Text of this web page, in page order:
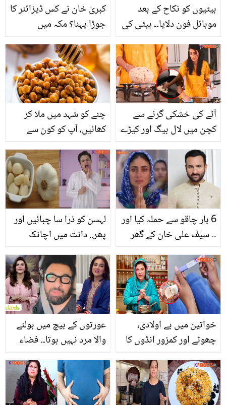
کبریٰ خان نے کس ڈیزائنر کا
جوڑا پہنا؟ مکہ میں
رخصتی کی ویڈیو سامنے آ
گئی
بیٹیوں کو نکاح کے بعد
موبائل فون دلایا۔۔ بیٹی کی
شادی سے پہلے شاہین
آفریدی کی انکوائری اور
تربیت کے متعلق شاہد
آفریدی بول پڑے
چنے کو شہد میں ملا کر
کھائیں، آپ کو کون سے
پانچ شاندار فائدے ملیں
گے؟
آٹے کی خشکی گرنے سے
کچن میں لال بیگ اور کیڑے
آجاتے ہیں؟ جانیں بغیر
گندگی کے روٹی بنانے کا وہ
آسان حل، جس سے بار بار
صفائی کرنے کا مسئلہ ہی
ختم
لہسن کو ذرا سا چبائیں اور
پھر.. دانت میں اچانک
اٹھنے والے درد کو کم کرنے
کا جادوئی نسخہ
6 بار چاقو سے حملہ کیا اور
۔۔ سیف علی خان کے گھر
ڈکیتی، اداکار کی حالت اب
کیسی ہے؟
عورتوں کے بیچ میں بولنے
والا مرد نہیں ہوتا۔۔ فضاء
علی نے یاسر نواز کو کڑا
جواب دیتے ہوئے کیا کچھ
بول دیا؟
خواتین میں بے اولادی،
چھوٹے اور کمزور انڈوں کا
علاج انڈے کے چھلکوں سے
ڈاکٹر بلقیس نے کیسے
بتایا؟ آپ بھی جانیے یہ اہم
معلومات